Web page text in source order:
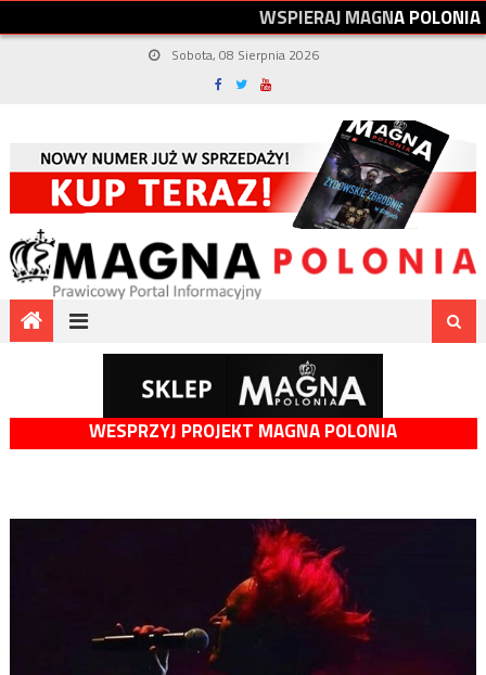
WSPIERAJMAGNAPOLONIA
Sobota, 08 Sierpnia 2026
WESPRZYJ PROJEKT MAGNA POLONIA